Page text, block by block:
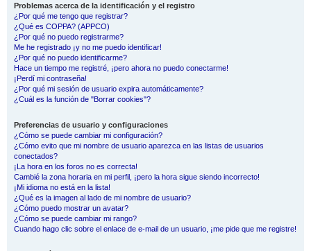
Problemas acerca de la identificación y el registro
¿Por qué me tengo que registrar?
¿Qué es COPPA? (APPCO)
¿Por qué no puedo registrarme?
Me he registrado ¡y no me puedo identificar!
¿Por qué no puedo identificarme?
Hace un tiempo me registré, ¡pero ahora no puedo conectarme!
¡Perdí mi contraseña!
¿Por qué mi sesión de usuario expira automáticamente?
¿Cuál es la función de "Borrar cookies"?
Preferencias de usuario y configuraciones
¿Cómo se puede cambiar mi configuración?
¿Cómo evito que mi nombre de usuario aparezca en las listas de usuarios
conectados?
¡La hora en los foros no es correcta!
Cambié la zona horaria en mi perfil, ¡pero la hora sigue siendo incorrecto!
¡Mi idioma no está en la lista!
¿Qué es la imagen al lado de mi nombre de usuario?
¿Cómo puedo mostrar un avatar?
¿Cómo se puede cambiar mi rango?
Cuando hago clic sobre el enlace de e-mail de un usuario, ¡me pide que me registre!